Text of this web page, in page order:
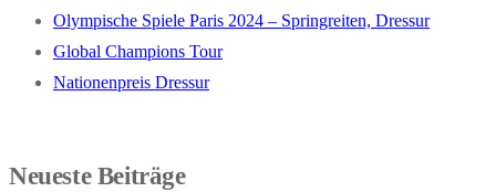
Olympische Spiele Paris 2024 – Springreiten, Dressur
Global Champions Tour
Nationenpreis Dressur
Neueste Beiträge